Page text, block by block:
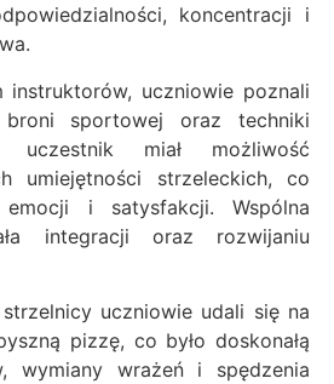
koncentracji i
instruktorów, uczniowie poznali
broni sportowej oraz techniki
uczestnik miał możliwość
umiejętności strzeleckich, co
emocji i satysfakcji. Wspólna
integracji oraz rozwijaniu
uczniowie udali się na
pizzę, co było doskonałą
wymiany wrażeń i spędzenia